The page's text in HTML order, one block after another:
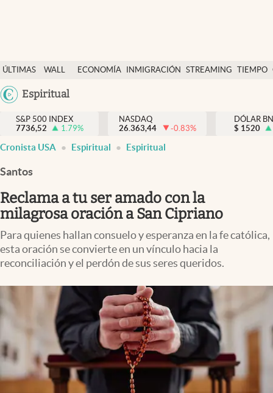
ÚLTIMAS
NOTICIAS
WALL
DÓLAR
ECONOMÍA INMIGRACIÓN STREAMING TIEMPO
México
Espiritual
Finanzas y economía
Wall Street y dólar
Inmigración
Espiritual
Streaming
USA
S&P 500 INDEX
7736,52
1.79%
NASDAQ
26.363,44
-0.83%
DÓLAR
$ 1520
Cronista USA Espiritual Espiritual
Santos
Reclama a tu ser amado con la
milagrosa oración a San Cipriano
Para quienes hallan consuelo y esperanza en la fe católica,
esta oración se convierte en un vínculo hacia la
reconciliación y el perdón de sus seres queridos.